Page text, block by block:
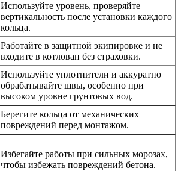
Используйте уровень, проверяйте
вертикальность после установки каждого
кольца.
Работайте в защитной экипировке и не
входите в котлован без страховки.
Используйте уплотнители и аккуратно
обрабатывайте швы, особенно при
высоком уровне грунтовых вод.
Берегите кольца от механических
повреждений перед монтажом.
Избегайте работы при сильных морозах,
чтобы избежать повреждений бетона.